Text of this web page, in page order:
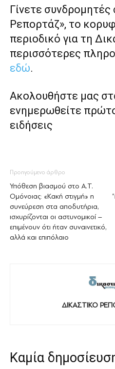
Γίνετε συνδρομητές
Ρεπορτάζ», το
περιοδικό για τη
περισσότερες
εδώ.
Ακολουθήστε μας
ενημερωθείτε
ειδήσεις
Προηγούμενο άρθρο
Υπόθεση βιασμού στο Α.Τ.
Ομόνοιας: «Κακή στιγμή» η
συνεύρεση στα αποδυτήρια,
ισχυρίζονται οι αστυνομικοί –
επιμένουν ότι ήταν συναινετικό,
αλλά και επιπόλαιο
ΔΙΚΑΣΤΙΚΟ
Καμία